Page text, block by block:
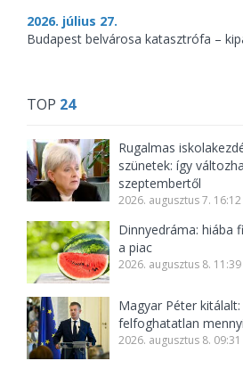
2026. július 27.
Budapest belvárosa katasztrófa –
TOP 24
Rugalmas
szünetek: így
szeptembertől
2026. augusztus 7. 16:12
Dinnyedráma: hiába
a piac
2026. augusztus 8. 11:39
Magyar Péter
felfoghatatlan
2026. augusztus 8. 09:31